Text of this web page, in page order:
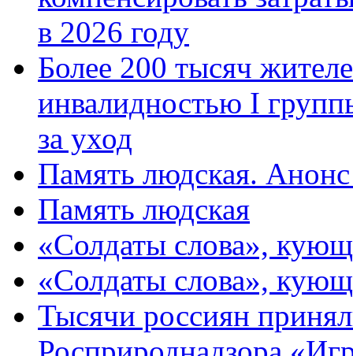
в 2026 году
Более 200 тысяч
инвалидностью I
за уход
Память людская.
Память людская
«Солдаты слова»,
«Солдаты слова»,
Тысячи россиян